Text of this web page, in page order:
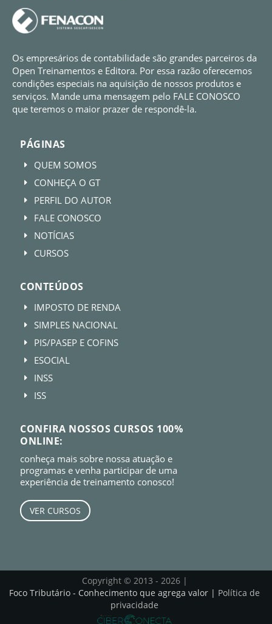
Os empresários de contabilidade são grandes parceiros da
Open Treinamentos e Editora. Por essa razão oferecemos
condições especiais na aquisição de nossos produtos e
serviços. Mande uma mensagem pelo FALE CONOSCO
que teremos o maior prazer de respondê-la.
PÁGINAS
E QUEM SOMOS
E CONHEÇA O GT
E PERFIL DO AUTOR
E FALE CONOSCO
E NOTÍCIAS
E CURSOS
CONTEÚDOS
E IMPOSTO DE RENDA
E SIMPLES NACIONAL
E PIS/PASEP E COFINS
E ESOCIAL
E INSS
E ISS
CONFIRA NOSSOS CURSOS 100%
ONLINE:
conheça mais sobre nossa atuação e
programas e venha participar de uma
experiência de treinamento conosco!
VER CURSOS
Copyright © 2013 - 2026 |
Foco Tributário - Conhecimento que agrega valor | Política de
privacidade